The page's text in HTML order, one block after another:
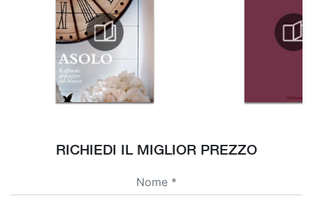
RICHIEDI IL MIGLIOR PREZZO